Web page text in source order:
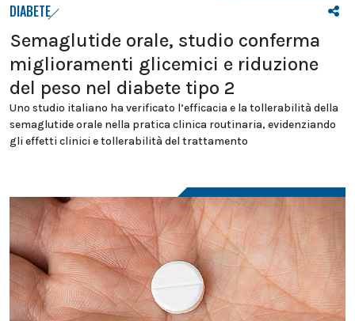
DIABETE
Semaglutide orale, studio conferma
miglioramenti glicemici e riduzione
del peso nel diabete tipo 2
Uno studio italiano ha verificato l’efficacia e la tollerabilità della
semaglutide orale nella pratica clinica routinaria, evidenziando
gli effetti clinici e tollerabilità del trattamento